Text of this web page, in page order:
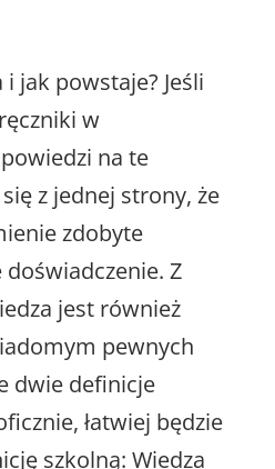
jak powstaje? Jeśli
w
na te
z jednej strony, że
zdobyte
Z
jest również
pewnych
dwie definicje
łatwiej będzie
szkolną: Wiedza